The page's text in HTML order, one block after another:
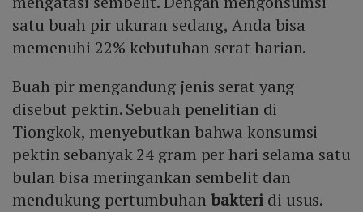
satu buah pir ukuran sedang, Anda bisa
memenuhi 22% kebutuhan serat harian.
Buah pir mengandung jenis serat yang
disebut pektin. Sebuah penelitian di
Tiongkok, menyebutkan bahwa konsumsi
pektin sebanyak 24 gram per hari selama satu
bulan bisa meringankan sembelit dan
mendukung pertumbuhan bakteri di usus.